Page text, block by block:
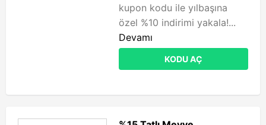
kupon kodu ile yılbaşına
özel %10 indirimi yakala!...
Devamı
KODU AÇ